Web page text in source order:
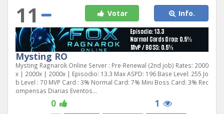
11 Votar Info.
Mysting RO
Mysting Ragnarok Online Server : Pre-Renewal (2nd job) Rates: 2000
x | 2000x | 2000x | Episodio: 13.3 Max ASPD: 196 Base Level: 255 Jo
b Level : 70 MVP Card : 3% Normal Card: 7% Mini Boss Card: 3% Rec
ompensas Diarias Eventos...
0 1